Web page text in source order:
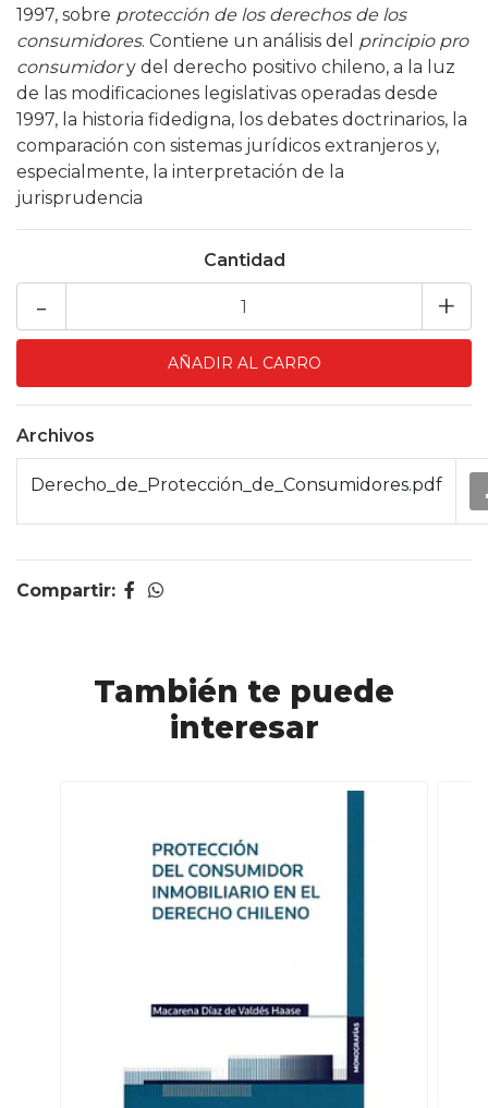
1997, sobre protección de los derechos de los
consumidores. Contiene un análisis del principio pro
consumidory del derecho positivo chileno, a la luz
de las modificaciones legislativas operadas desde
1997, la historia fidedigna, los debates doctrinarios, la
comparación con sistemas jurídicos extranjeros y,
especialmente, la interpretación de la
jurisprudencia
Cantidad
+
-
Archivos
Derecho_de_Protección_de_Consumidores.pdf
Compartir:
También te puede
interesar